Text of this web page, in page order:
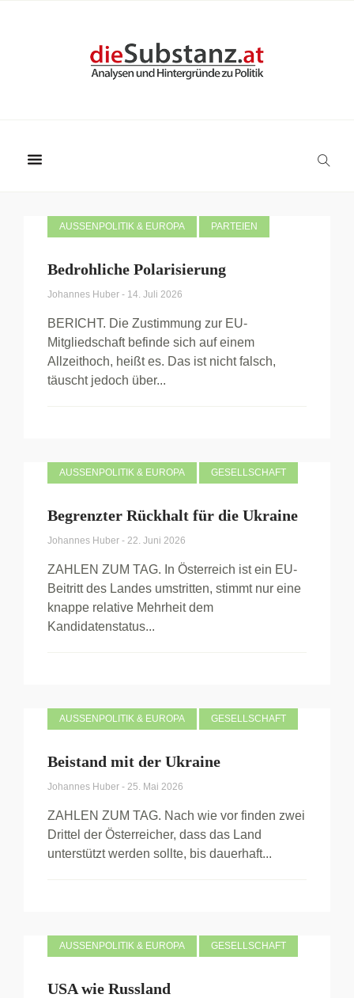
AUSSENPOLITIK & EUROPA PARTEIEN
Bedrohliche Polarisierung
Johannes Huber - 14. Juli 2026
BERICHT. Die Zustimmung zur EU-
Mitgliedschaft befinde sich auf einem
Allzeithoch, heißt es. Das ist nicht falsch,
täuscht jedoch über...
AUSSENPOLITIK & EUROPA GESELLSCHAFT
Begrenzter Rückhalt für die Ukraine
Johannes Huber - 22. Juni 2026
ZAHLEN ZUM TAG. In Österreich ist ein EU-
Beitritt des Landes umstritten, stimmt nur eine
knappe relative Mehrheit dem
Kandidatenstatus...
AUSSENPOLITIK & EUROPA GESELLSCHAFT
Beistand mit der Ukraine
Johannes Huber - 25. Mai 2026
ZAHLEN ZUM TAG. Nach wie vor finden zwei
Drittel der Österreicher, dass das Land
unterstützt werden sollte, bis dauerhaft...
AUSSENPOLITIK & EUROPA GESELLSCHAFT
USA wie Russland